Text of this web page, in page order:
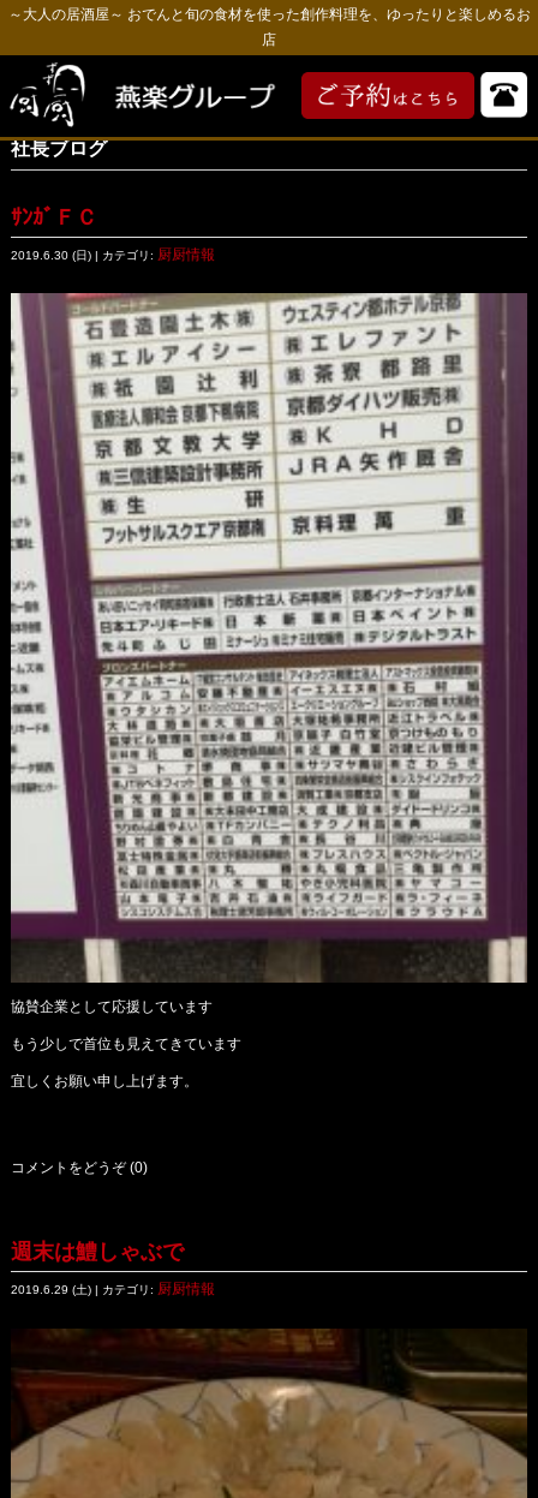
～大人の居酒屋～ おでんと旬の食材を使った創作料理を、ゆったりと楽しめるお
店
社長ブログ
ｻﾝｶﾞＦＣ
2019.6.30 (日) | カテゴリ: 厨厨情報
協賛企業として応援しています
もう少しで首位も見えてきています
宜しくお願い申し上げます。
コメントをどうぞ (0)
週末は鱧しゃぶで
2019.6.29 (土) | カテゴリ: 厨厨情報